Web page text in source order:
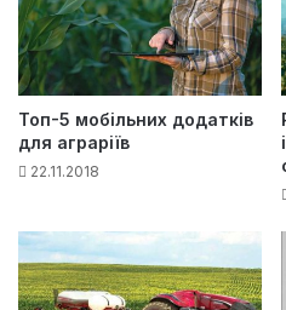
Топ-5 мобільних додатків
для аграріїв
22.11.2018